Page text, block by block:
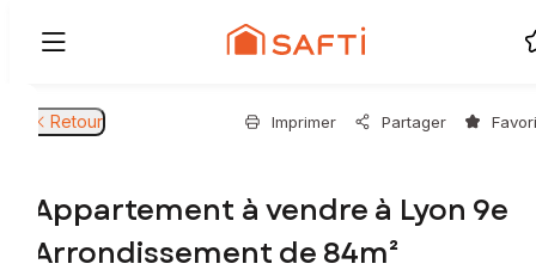
Retour Imprimer Partager
Appartement à vendre à Lyon 9e
Arrondissement de 84m²